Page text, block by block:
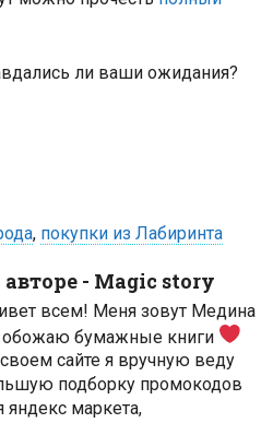
ли ваши ожидания?
, покупки из Лабиринта
авторе - Magic story
всем! Меня зовут Медина
обожаю бумажные книги
сайте я вручную веду
подборку промокодов
яндекс маркета,